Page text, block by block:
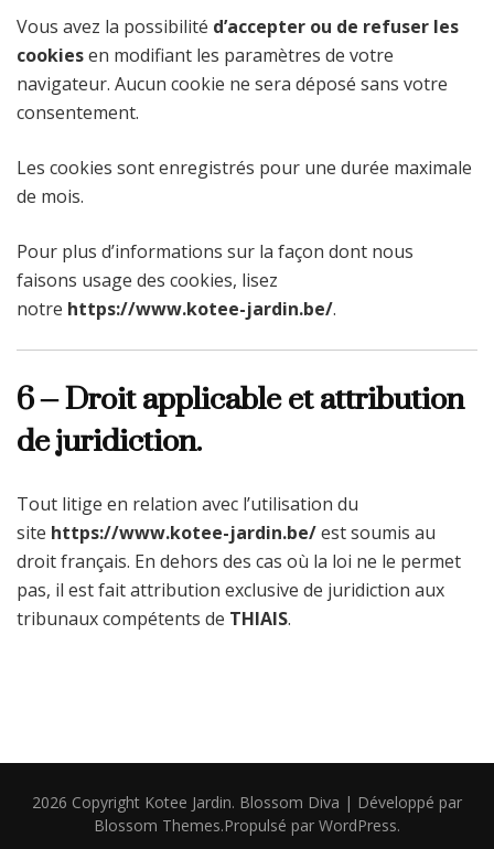
Vous avez la possibilité d’accepter ou de refuser les
cookiesen modifiant les paramètres de votre
navigateur. Aucun cookie ne sera déposé sans votre
consentement.
Les cookies sont enregistrés pour une durée maximale
de mois.
Pour plus d’informations sur la façon dont nous
faisons usage des cookies, lisez
notre https://www.kotee-jardin.be/.
6 – Droit applicable et attribution
de juridiction.
Tout litige en relation avec l’utilisation du
site https://www.kotee-jardin.be/est soumis au
droit français. En dehors des cas où la loi ne le permet
pas, il est fait attribution exclusive de juridiction aux
tribunaux compétents de THIAIS.
2026 Copyright Kotee Jardin. Blossom Diva | Développé par
Blossom Themes.Propulsé par WordPress.